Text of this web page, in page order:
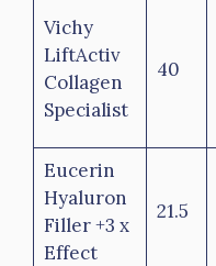
Vichy
LiftActiv
Collagen
Specialist
40
Eucerin
Hyaluron
Filler +3 x
Effect
21.5